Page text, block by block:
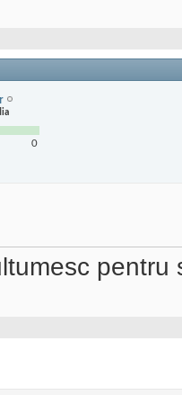
0
pentru